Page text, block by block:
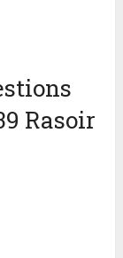
Rasoir